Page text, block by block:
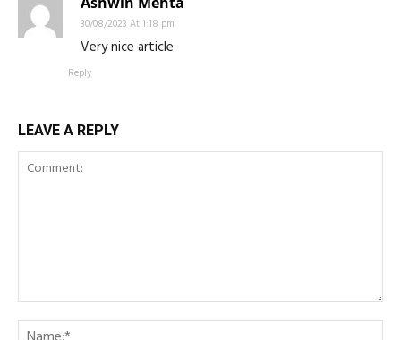
30/08/2023 At 1:18 pm
Very nice article
Reply
LEAVE A REPLY